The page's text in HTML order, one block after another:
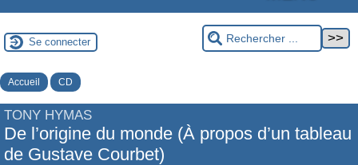
Se connecter
Accueil CD
TONY HYMAS
De l’origine du monde (À propos d’un tableau
de Gustave Courbet)